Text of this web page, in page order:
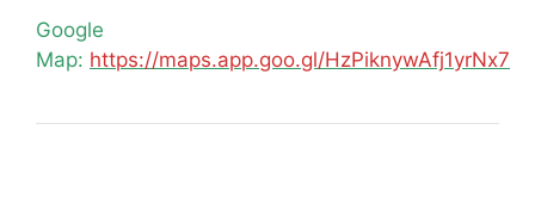
Google
Map: https://maps.app.goo.gl/HzPiknywAfj1yrNx7